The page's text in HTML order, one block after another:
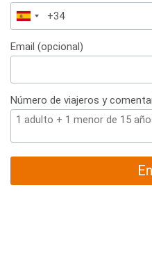
España
+34
Email (opcional)
Número de viajeros y